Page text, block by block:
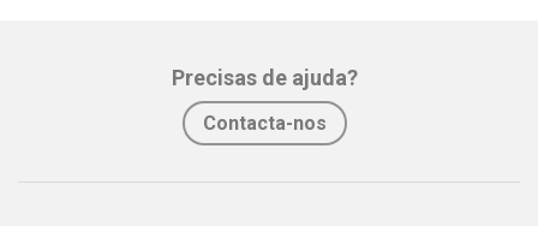
Precisas de ajuda?
Contacta-nos